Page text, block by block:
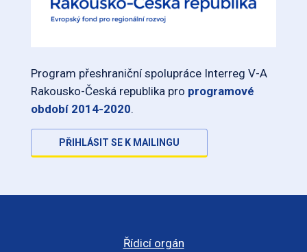
Program přeshraniční spolupráce Interreg V-A
Rakousko-Česká republika pro programové
období 2014-2020.
PŘIHLÁSIT SE K MAILINGU
Řídicí orgán